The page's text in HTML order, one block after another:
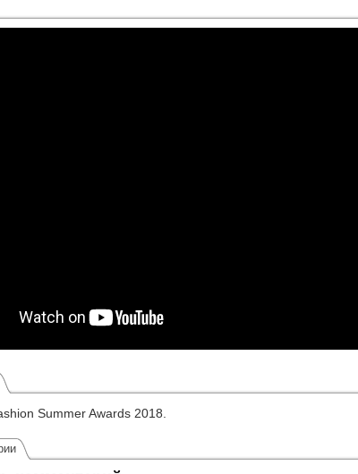
Summer Awards 2018.